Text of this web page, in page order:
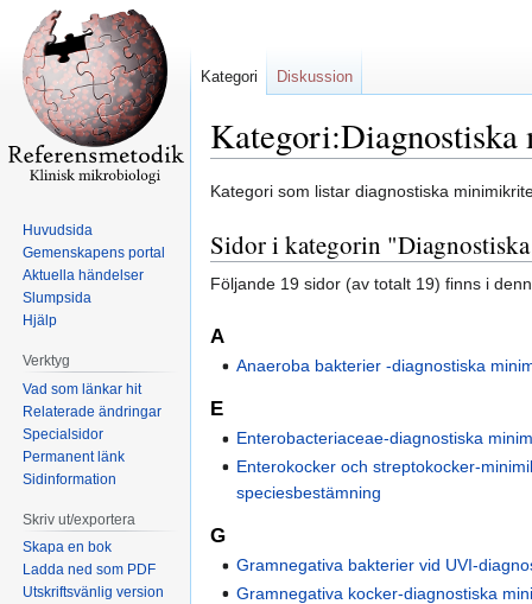
Hoppa
navigering
Hoppa
sök
Kategori som listar diagnostiska
Sidor i kategorin
Följande 19 sidor (av totalt 19) finns i
A
Anaeroba bakterier -diagnostiska
E
Enterobacteriaceae-diagnostiska
Enterokocker och streptokocker-
speciesbestämning
G
Gramnegativa bakterier vid UVI-
Gramnegativa kocker-diagnostiska
Kategori Diskussion
Huvudsida
Gemenskapens portal
Aktuella händelser
Slumpsida
Hjälp
Verktyg
Vad som länkar hit
Relaterade ändringar
Specialsidor
Permanent länk
Sidinformation
Skriv ut/exportera
Skapa en bok
Ladda ned som PDF
Utskriftsvänlig version